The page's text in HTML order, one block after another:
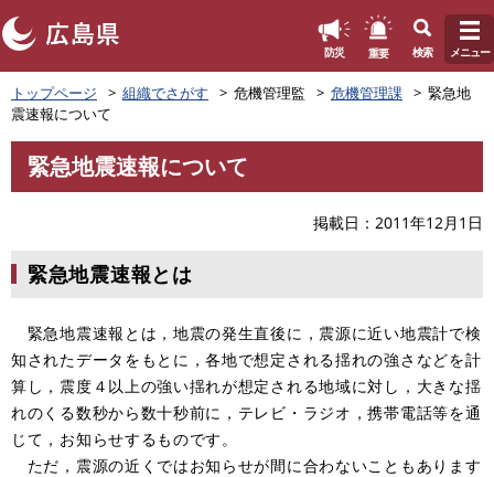
ペ
ー
ジ
の
頭
。
防災 重要 検索 メニュー
トップページ 組織でさがす 危機管理監 危機管理課
緊急地
震速報について
文
緊急地震速報について
掲載日 2011年12月1日
緊急地震速報とは
緊急地震速報とは，地震の発生直後に，震源に近い地震計で検
知されたデータをもとに，各地で想定される揺れの強さなどを計
算し，震度４以上の強い揺れが想定される地域に対し，大きな揺
れのくる数秒から数十秒前に，テレビ・ラジオ，携帯電話等を通
じて，お知らせするものです。
ただ，震源の近くではお知らせが間に合わないこともあります